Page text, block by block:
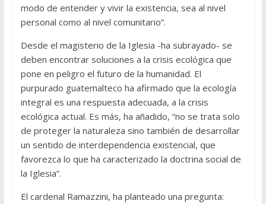
modo de entender y vivir la existencia, sea al nivel
personal como al nivel comunitario”.
Desde el magisterio de la Iglesia -ha subrayado- se
deben encontrar soluciones a la crisis ecológica que
pone en peligro el futuro de la humanidad. El
purpurado guatemalteco ha afirmado que la ecología
integral es una respuesta adecuada, a la crisis
ecológica actual. Es más, ha añadido, “no se trata solo
de proteger la naturaleza sino también de desarrollar
un sentido de interdependencia existencial, que
favorezca lo que ha caracterizado la doctrina social de
la Iglesia”.
El cardenal Ramazzini, ha planteado una pregunta: